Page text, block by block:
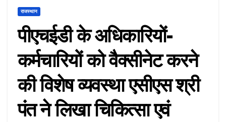
राजस्थान
पीएचईडी के अधिकारियों-
कर्मचारियों को वैक्सीनेट करने
की विशेष व्यवस्था एसीएस श्री
पंत ने लिखा चिकित्सा एवं